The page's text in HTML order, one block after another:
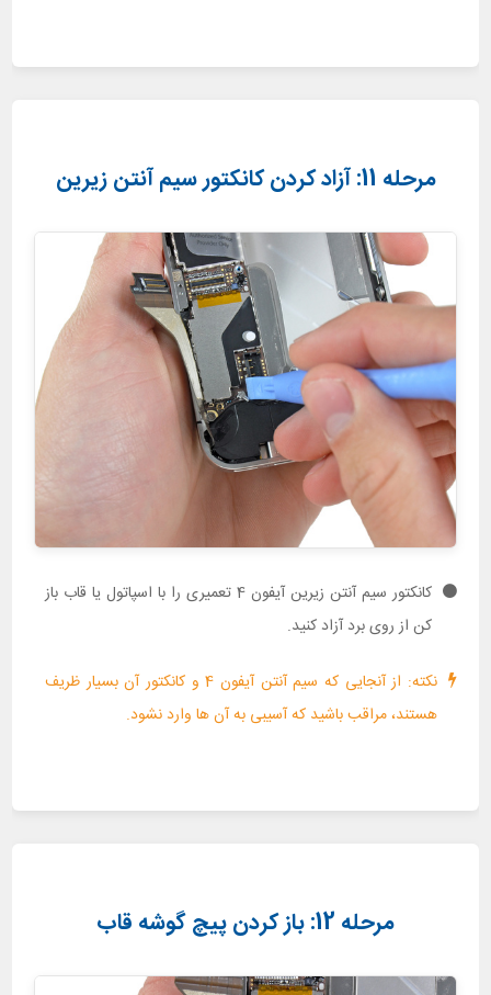
مرحله 11: آزاد کردن کانکتور سیم آنتن زیرین
کانکتور سیم آنتن زیرین آیفون 4 تعمیری را با اسپاتول یا قاب باز
کن از روی برد آزاد کنید.
نکته: از آنجایی که سیم آنتن آیفون 4 و کانکتور آن بسیار ظریف
هستند، مراقب باشید که آسیبی به آن ها وارد نشود.
مرحله 12: باز کردن پیچ گوشه قاب